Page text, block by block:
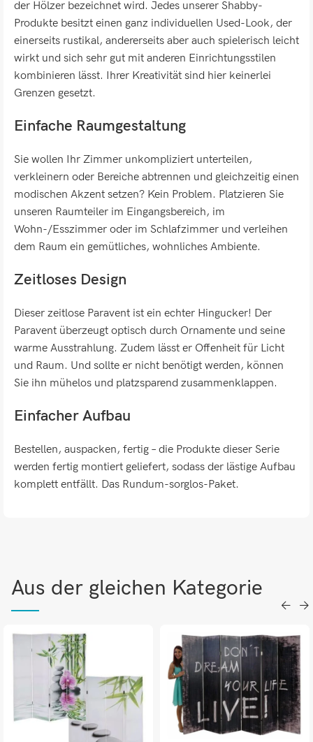
der Hölzer bezeichnet wird. Jedes unserer Shabby-
Produkte besitzt einen ganz individuellen Used-Look, der
einerseits rustikal, andererseits aber auch spielerisch leicht
wirkt und sich sehr gut mit anderen Einrichtungsstilen
kombinieren lässt. Ihrer Kreativität sind hier keinerlei
Grenzen gesetzt.
Einfache Raumgestaltung
Sie wollen Ihr Zimmer unkompliziert unterteilen,
verkleinern oder Bereiche abtrennen und gleichzeitig einen
modischen Akzent setzen? Kein Problem. Platzieren Sie
unseren Raumteiler im Eingangsbereich, im
Wohn-/Esszimmer oder im Schlafzimmer und verleihen
dem Raum ein gemütliches, wohnliches Ambiente.
Zeitloses Design
Dieser zeitlose Paravent ist ein echter Hingucker! Der
Paravent überzeugt optisch durch Ornamente und seine
warme Ausstrahlung. Zudem lässt er Offenheit für Licht
und Raum. Und sollte er nicht benötigt werden, können
Sie ihn mühelos und platzsparend zusammenklappen.
Einfacher Aufbau
Bestellen, auspacken, fertig – die Produkte dieser Serie
werden fertig montiert geliefert, sodass der lästige Aufbau
komplett entfällt. Das Rundum-sorglos-Paket.
Aus der gleichen Kategorie